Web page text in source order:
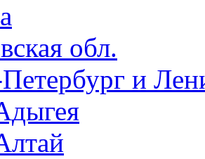
обл.
и